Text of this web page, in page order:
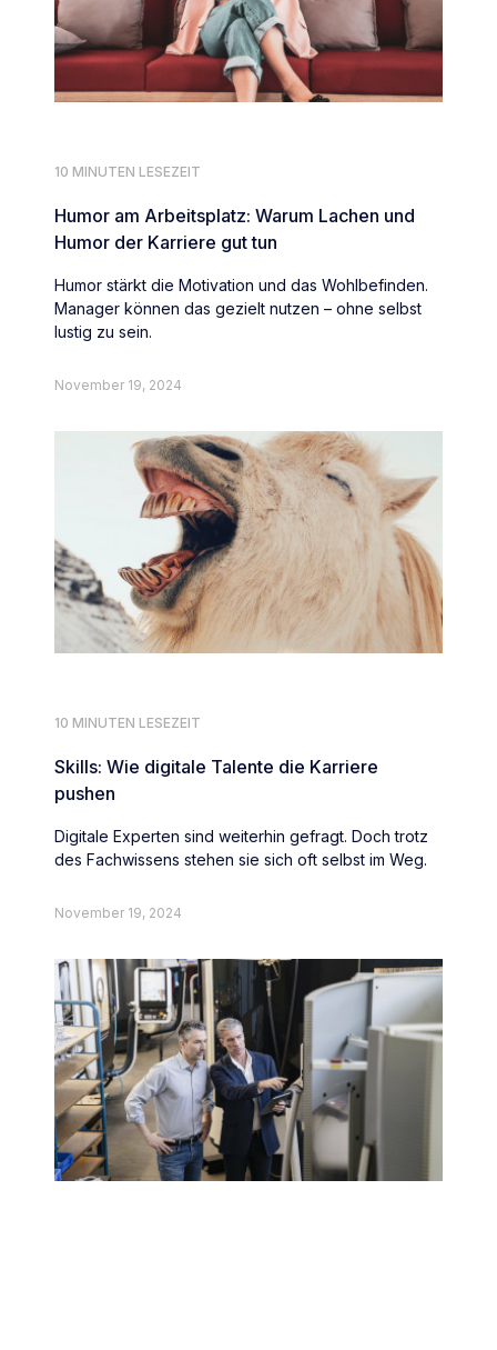
10 MINUTEN LESEZEIT
Humor am Arbeitsplatz: Warum Lachen und
Humor der Karriere gut tun
Humor stärkt die Motivation und das Wohlbefinden.
Manager können das gezielt nutzen – ohne selbst
lustig zu sein.
November 19, 2024
10 MINUTEN LESEZEIT
Skills: Wie digitale Talente die Karriere
pushen
Digitale Experten sind weiterhin gefragt. Doch trotz
des Fachwissens stehen sie sich oft selbst im Weg.
November 19, 2024